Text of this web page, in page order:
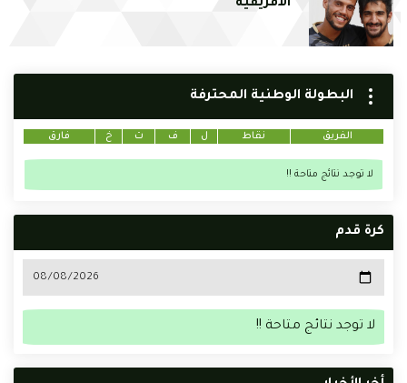
الافريقية
البطولة الوطنية المحترفة
الفريق نقاط ل ف ت خ فارق
لا توجد نتائج متاحة !!
كرة قدم
لا توجد نتائج متاحة !!